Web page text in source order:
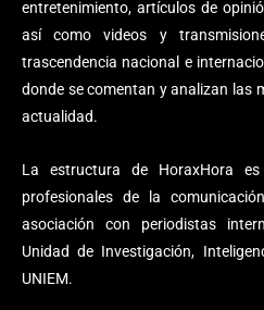
entretenimiento, artículos de
así como videos y
trascendencia nacional e
donde se comentan y analizan las
actualidad.
La estructura de HoraxHora
profesionales de la
asociación con periodistas
Unidad de Investigación,
UNIEM.